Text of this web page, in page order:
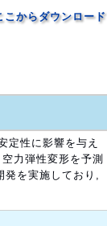
こからダウンロード
定性に影響を与え
力弾性変形を予測
を実施しており,